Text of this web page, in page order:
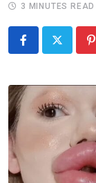
3 MINUTES READ